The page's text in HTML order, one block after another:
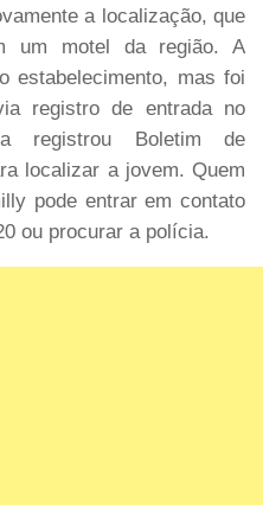
a localização, que
um motel da região. A
estabelecimento, mas foi
registro de entrada no
registrou Boletim de
localizar a jovem. Quem
pode entrar em contato
ou procurar a polícia.